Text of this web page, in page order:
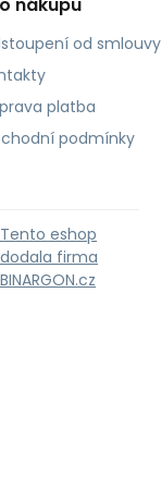
od smlouvy
platba
podmínky
Tento eshop
dodala firma
BINARGON.cz